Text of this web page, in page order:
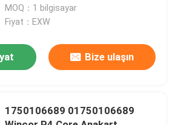
MOQ：1 bilgisayar
Fiyat：EXW
Bize ulaşın
1750106689 01750106689